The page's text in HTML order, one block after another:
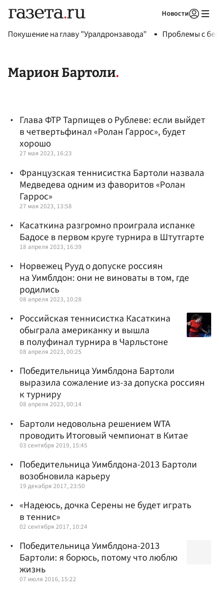
Новости
Покушение на главу "Уралдронзавода" Проблемы с
Марион Бартоли
Глава ФТР Тарпищев о Рублеве: если выйдет
в четвертьфинал «Ролан Гаррос», будет
хорошо
27 мая 2023, 16:23
Французская теннисистка Бартоли назвала
Медведева одним из фаворитов «Ролан
Гаррос»
27 мая 2023, 13:58
Касаткина разгромно проиграла испанке
Бадосе в первом круге турнира в Штутгарте
18 апреля 2023, 16:39
Норвежец Рууд о допуске россиян
на Уимблдон: они не виноваты в том, где
родились
08 апреля 2023, 10:28
Российская теннисистка Касаткина
обыграла американку и вышла
в полуфинал турнира в Чарльстоне
08 апреля 2023, 00:25
Победительница Уимблдона Бартоли
выразила сожаление из-за допуска россиян
к турниру
08 апреля 2023, 00:14
Бартоли недовольна решением WTA
проводить Итоговый чемпионат в Китае
03 сентября 2019, 15:45
Победительница Уимблдона-2013 Бартоли
возобновила карьеру
19 декабря 2017, 23:50
«Надеюсь, дочка Серены не будет играть
в теннис»
02 сентября 2017, 10:24
Победительница Уимблдона-2013
Бартоли: я борюсь, потому что люблю
жизнь
07 июля 2016, 15:22